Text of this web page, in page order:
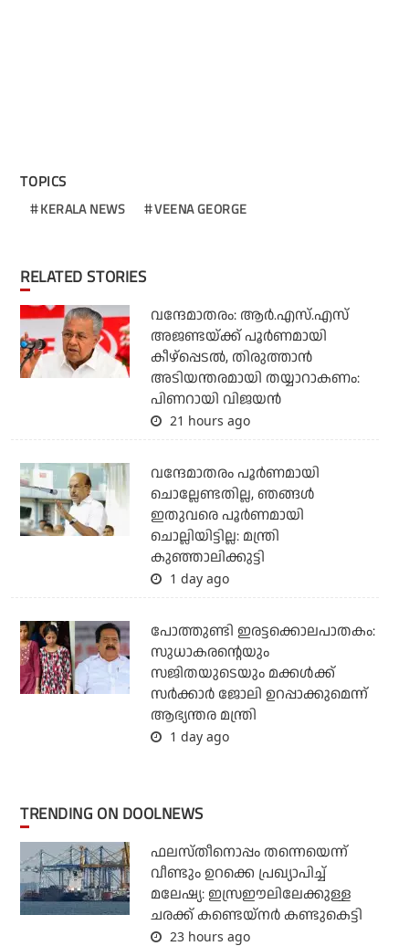
TOPICS
KERALA NEWS VEENA GEORGE
RELATED STORIES
വന്ദേമാതരം: ആര്‍.എസ്.എസ്
അജണ്ടയ്ക്ക് പൂര്‍ണമായി
കീഴ്‌പ്പെടല്‍, തിരുത്താന്‍
അടിയന്തരമായി തയ്യാറാകണം:
പിണറായി വിജയന്‍
21 hours ago
വന്ദേമാതരം പൂര്‍ണമായി
ചൊല്ലേണ്ടതില്ല, ഞങ്ങള്‍
ഇതുവരെ പൂര്‍ണമായി
ചൊല്ലിയിട്ടില്ല: മന്ത്രി
കുഞ്ഞാലിക്കുട്ടി
1 day ago
പോത്തുണ്ടി ഇരട്ടക്കൊലപാതകം:
സുധാകരന്റെയും
സജിതയുടെയും മക്കള്‍ക്ക്
സര്‍ക്കാര്‍ ജോലി ഉറപ്പാക്കുമെന്ന്
ആഭ്യന്തര മന്ത്രി
1 day ago
TRENDING ON DOOLNEWS
ഫലസ്തീനൊപ്പം തന്നെയെന്ന്
വീണ്ടും ഉറക്കെ പ്രഖ്യാപിച്ച്
മലേഷ്യ: ഇസ്രഈലിലേക്കുള്ള
ചരക്ക് കണ്ടെയ്‌നര്‍ കണ്ടുകെട്ടി
23 hours ago